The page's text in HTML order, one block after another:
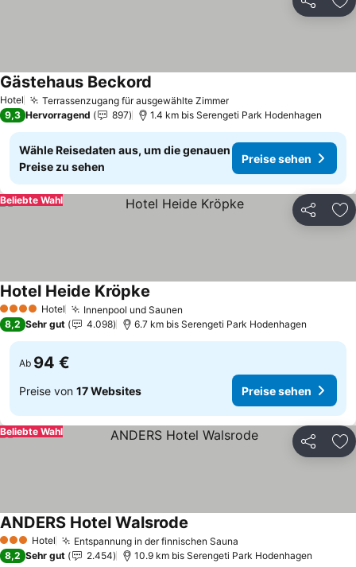
Teilen
Hotel Terrassenzugang für ausgewählte ZimmerPreise sehen
Gästehaus Beckord
9,3 Hervorragend 897 1.4 km bis Serengeti Park Hodenhagen
Wähle Reisedaten aus, um die genauen
Preise zu sehen
Preise sehen
Teilen
Beliebte Wahl
4 Sterne Hotel Innenpool und Saunen
Hotel Heide Kröpke
8,2 Sehr gut 4.098 6.7 km bis Serengeti Park Hodenhagen
Ab 94 €
Preise von 17 Websites Preise sehen
Teilen
Beliebte Wahl
3 SterneHotel Entspannung in der finnischen Sauna
ANDERS Hotel Walsrode
8,2 Sehr gut 2.454 10.9 km bis Serengeti Park Hodenhagen